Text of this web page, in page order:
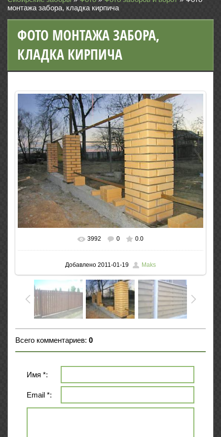
монтажа забора, кладка кирпича
ФОТО МОНТАЖА ЗАБОРА,
КЛАДКА КИРПИЧА
В реальном размере 620x450
3992 0 0.0
Добавлено 2011-01-19 Maks
Всего комментариев: 0
Имя *:
Email *: